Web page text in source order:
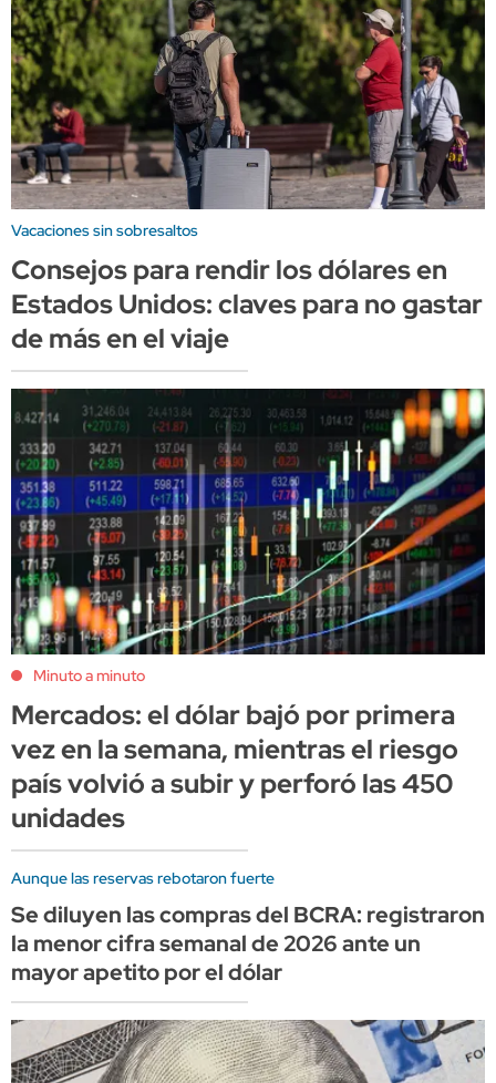
Vacaciones sin sobresaltos
Consejos para rendir los dólares en
Estados Unidos: claves para no gastar
de más en el viaje
Minuto a minuto
Mercados: el dólar bajó por primera
vez en la semana, mientras el riesgo
país volvió a subir y perforó las 450
unidades
Aunque las reservas rebotaron fuerte
Se diluyen las compras del BCRA: registraron
la menor cifra semanal de 2026 ante un
mayor apetito por el dólar